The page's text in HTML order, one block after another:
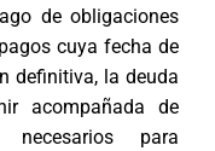
de obligaciones
cuya fecha de
definitiva, la deuda
acompañada de
necesarios para